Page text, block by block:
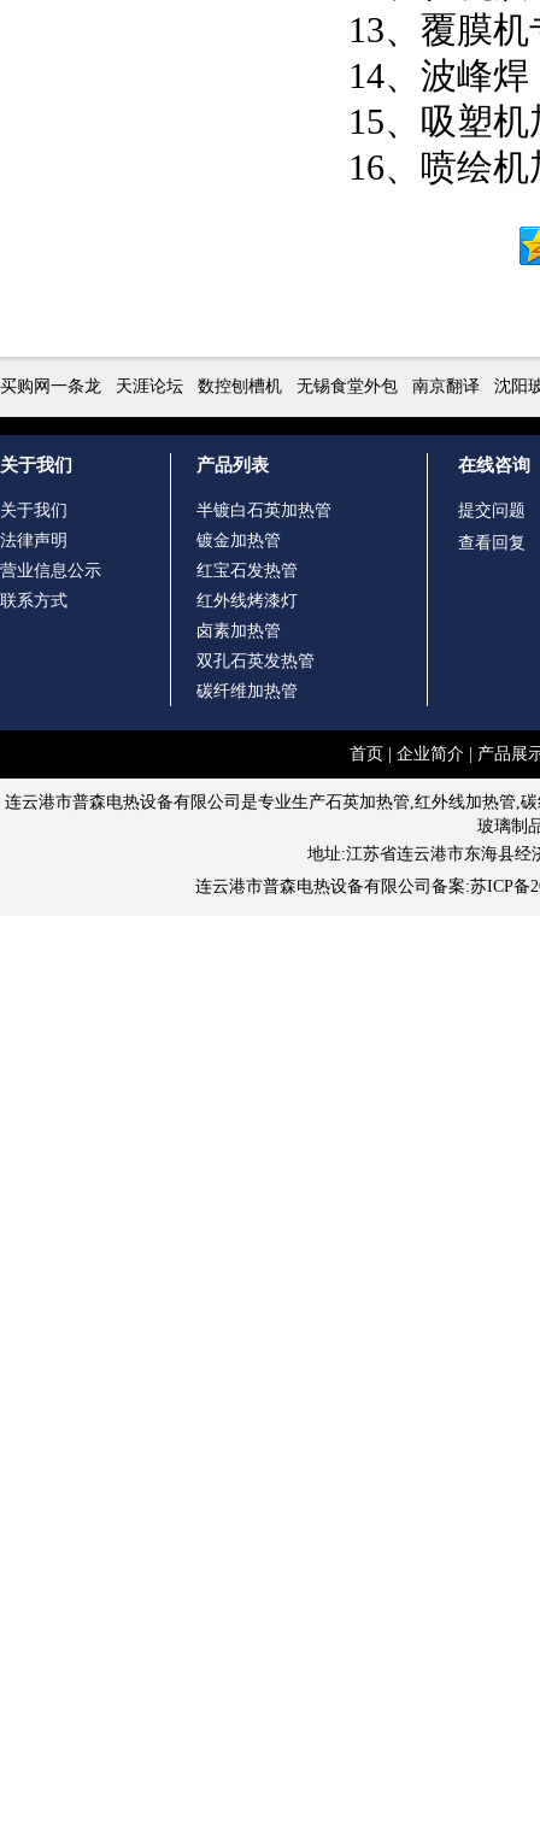
13、覆膜
14、波峰
15、吸塑
16、喷绘
买购网一条龙 天涯论坛 数控刨槽机 无锡食堂外包 南京翻译 沈阳
关于我们
关于我们
法律声明
营业信息公示
联系方式
产品列表
半镀白石英加热管
镀金加热管
红宝石发热管
红外线烤漆灯
卤素加热管
双孔石英发热管
碳纤维加热管
在线咨询
提交问题
查看回复
首页 企业简介| 产品展
连云港市普森电热设备有限公司是专业生产石英加热管,红外线加热管,
玻璃制
地址:江苏省连云港市东海县经
连云港市普森电热设备有限公司备案:苏ICP备